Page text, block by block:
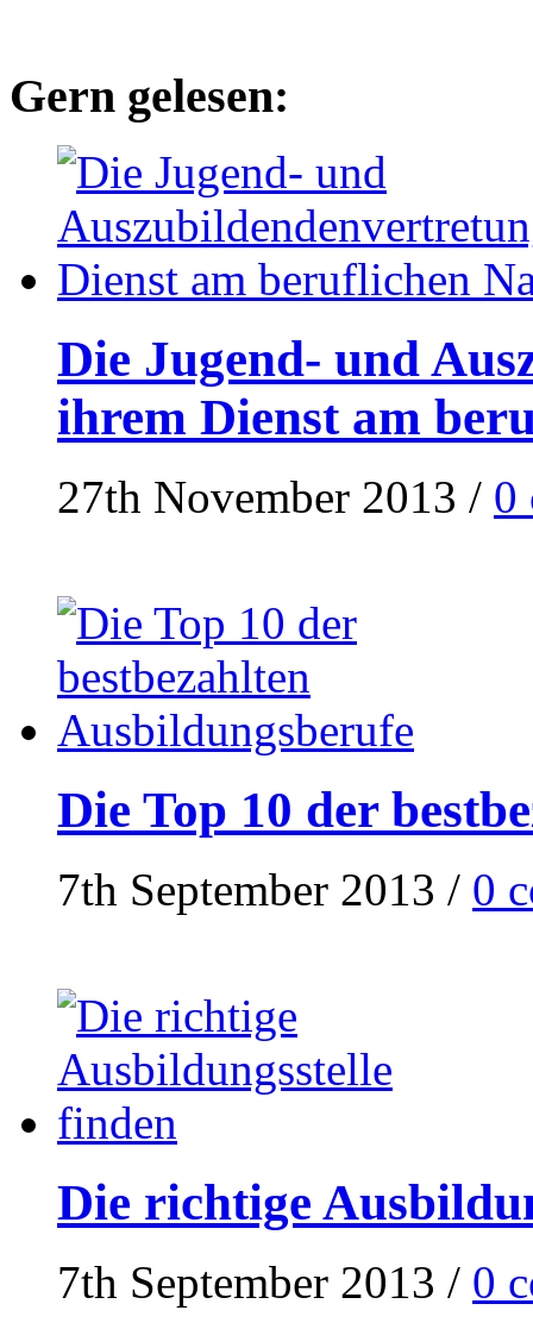
Gern gelesen:
Die Jugend- und
ihrem Dienst am
27th November 2013 / 0
Die Top 10 der
7th September 2013 / 0
Die richtige
7th September 2013 / 0